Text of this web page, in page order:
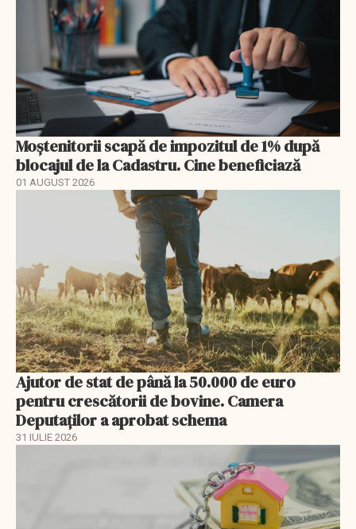
Moștenitorii scapă de impozitul de 1% după
blocajul de la Cadastru. Cine beneficiază
01 AUGUST 2026
Ajutor de stat de până la 50.000 de euro
pentru crescătorii de bovine. Camera
Deputaților a aprobat schema
31 IULIE 2026